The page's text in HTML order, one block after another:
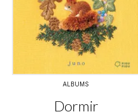
ALBUMS
Dormir